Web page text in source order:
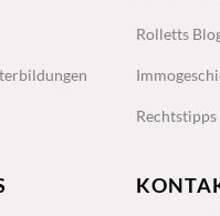
Rolletts
Rechtstipps